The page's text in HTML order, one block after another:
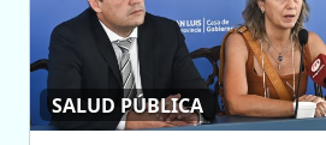
SALUD PÚBLICA